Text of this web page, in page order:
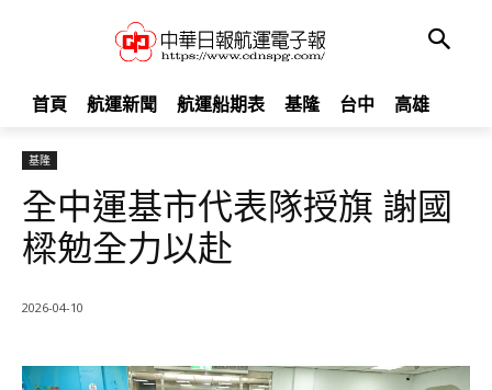
首頁 航運新聞 航運船期表 基隆 台中 高雄
基隆
全中運基市代表隊授旗 謝國
樑勉全力以赴
2026-04-10